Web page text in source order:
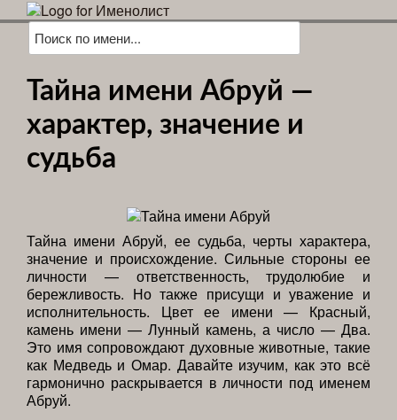
Тайна имени Абруй —
характер, значение и
судьба
Тайна имени Абруй, ее судьба, черты характера,
значение и происхождение. Сильные стороны ее
личности — ответственность, трудолюбие и
бережливость. Но также присущи и уважение и
исполнительность. Цвет ее имени — Красный,
камень имени — Лунный камень, а число — Два.
Это имя сопровождают духовные животные, такие
как Медведь и Омар. Давайте изучим, как это всё
гармонично раскрывается в личности под именем
Абруй.